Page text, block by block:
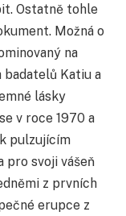
Ostatně tohle
Možná o
na
badatelů Katiu a
lásky
v roce 1970 a
pulzujícím
pro svoji vášeň
z prvních
erupce z